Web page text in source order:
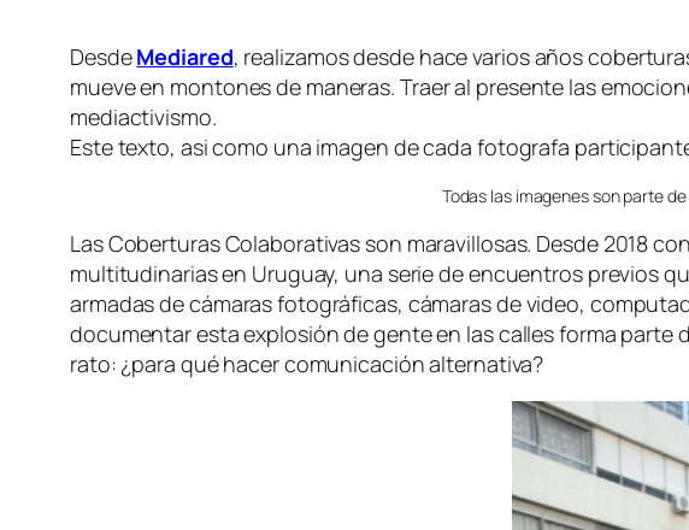
DesdeMediared, realizamos desde hace varios años
mueve en montones de maneras. Traer al presente las
mediactivismo.
Este texto, asi como una imagen de cada fotografa
Todas las imagenes son parte
Las Coberturas Colaborativas son maravillosas. Desde 2018
multitudinarias en Uruguay, una serie de encuentros previos
armadas de cámaras fotográficas, cámaras de video,
documentar esta explosión de gente en las calles forma
rato: ¿para qué hacer comunicación alternativa?